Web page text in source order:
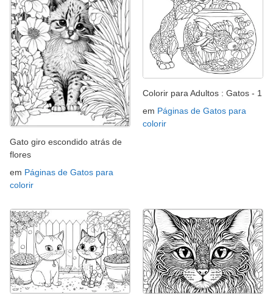
Gato giro escondido atrás de
flores
em Páginas de Gatos para
colorir
Colorir para Adultos : Gatos - 1
em Páginas de Gatos para
colorir